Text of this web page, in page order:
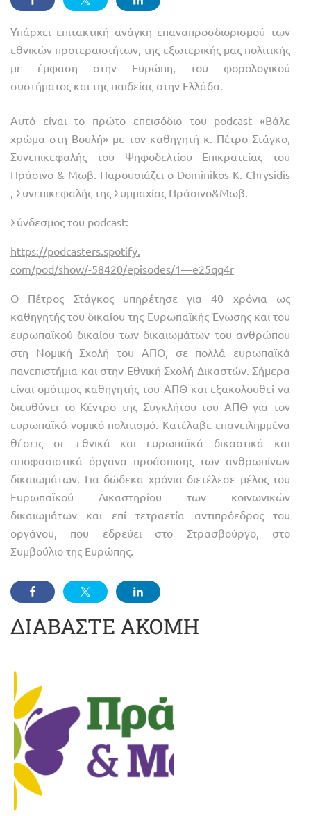
Υπάρχει επιτακτική ανάγκη επαναπροσδιορισμού των
εθνικών προτεραιοτήτων, της εξωτερικής μας πολιτικής
με έμφαση στην Ευρώπη, του φορολογικού
συστήματος και της παιδείας στην Ελλάδα.
Αυτό είναι το πρώτο επεισόδιο του podcast «Βάλε
χρώμα στη Βουλή» με τον καθηγητή κ. Πέτρο Στάγκο,
Συνεπικεφαλής του Ψηφοδελτίου Επικρατείας του
Πράσινο & Μωβ. Παρουσιάζει ο Dominikos Κ. Chrysidis
, Συνεπικεφαλής της Συμμαχίας Πράσινο&Μωβ.
Σύνδεσμος του podcast:
https://podcasters.spotify.
com/pod/show/-58420/episodes/1—e25qq4r
Ο Πέτρος Στάγκος υπηρέτησε για 40 χρόνια ως
καθηγητής του δικαίου της Ευρωπαϊκής Ένωσης και του
ευρωπαϊκού δικαίου των δικαιωμάτων του ανθρώπου
στη Νομική Σχολή του ΑΠΘ, σε πολλά ευρωπαϊκά
πανεπιστήμια και στην Εθνική Σχολή Δικαστών. Σήμερα
είναι ομότιμος καθηγητής του ΑΠΘ και εξακολουθεί να
διευθύνει το Κέντρο της Συγκλήτου του ΑΠΘ για τον
ευρωπαϊκό νομικό πολιτισμό. Κατέλαβε επανειλημμένα
θέσεις σε εθνικά και ευρωπαϊκά δικαστικά και
αποφασιστικά όργανα προάσπισης των ανθρωπίνων
δικαιωμάτων. Για δώδεκα χρόνια διετέλεσε μέλος του
Ευρωπαϊκού Δικαστηρίου των κοινωνικών
δικαιωμάτων και επί τετραετία αντιπρόεδρος του
οργάνου, που εδρεύει στο Στρασβούργο, στο
Συμβούλιο της Ευρώπης.
ΔΙΑΒΑΣΤΕ ΑΚΟΜΗ